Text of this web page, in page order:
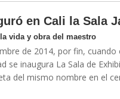
en Cali la Sala
vida y obra del maestro
de 2014, por fin,
se inaugura La Sala de
del mismo nombre en el